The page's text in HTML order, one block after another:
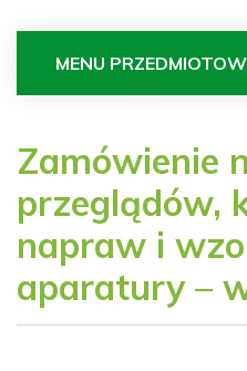
MENU
Zamówienie
przeglądów,
napraw i
aparatury –